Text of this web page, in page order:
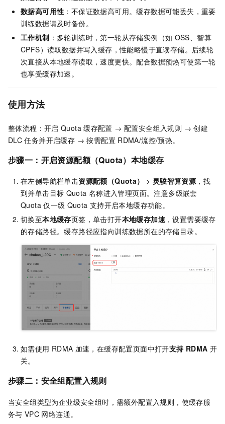
数据高可用性 ：不保证数据高可用。缓存数据可能丢失，重要
训练数据请及时备份。
工作机制 ：多轮训练时，第一轮从存储实例（如 OSS、智算
CPFS）读取数据并写入缓存，性能略慢于直读存储。后续轮
次直接从本地缓存读取，速度更快。配合数据预热可使第一轮
也享受缓存加速。
使用方法
整体流程：开启 Quota 缓存配置 → 配置安全组入规则 → 创建
DLC 任务并开启缓存 → 按需配置 RDMA/流控/预热。
步骤一：开启资源配额（Quota）本地缓存
在左侧导航栏单击资源配额（Quota） > 灵骏智算资源，找
到并单击目标 Quota 名称进入管理页面。注意多级嵌套
Quota 仅一级 Quota 支持开启本地缓存功能。
切换至本地缓存页签，单击打开本地缓存加速 ，设置需要缓存
的存储路径。缓存路径应指向训练数据所在的存储目录。
如需使用 RDMA 加速，在缓存配置页面中打开支持 RDMA 开
关。
步骤二：安全组配置入规则
当安全组类型为企业级安全组时，需额外配置入规则，使缓存服
务与 VPC 网络连通。